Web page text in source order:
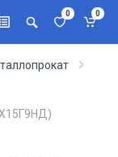
0 0